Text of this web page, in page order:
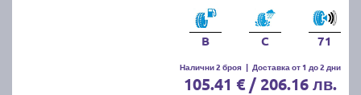
B C 71
Налични 2 броя | Доставка от 1 до 2 дни
105.41 € / 206.16 лв.